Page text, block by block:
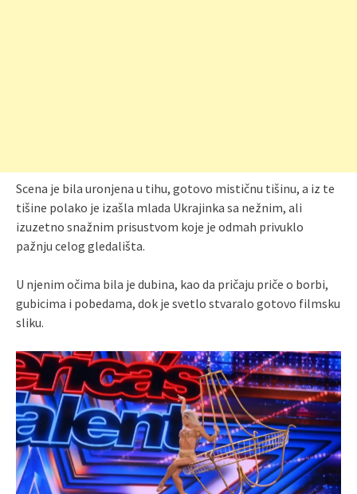
Scena je bila uronjena u tihu, gotovo mističnu tišinu, a iz te
tišine polako je izašla mlada Ukrajinka sa nežnim, ali
izuzetno snažnim prisustvom koje je odmah privuklo
pažnju celog gledališta.
U njenim očima bila je dubina, kao da pričaju priče o borbi,
gubicima i pobedama, dok je svetlo stvaralo gotovo filmsku
sliku.